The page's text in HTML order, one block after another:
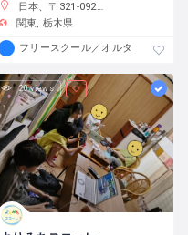
日本、〒321-0923 栃木県宇都宮市下栗町２２９２−８ 2 階
関東
栃木県
フリースクール／オルタナティブス
20 views